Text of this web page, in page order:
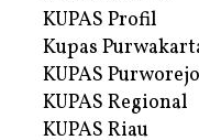
KUPAS Profil
Kupas
KUPAS Purworejo
KUPAS Regional
KUPAS Riau